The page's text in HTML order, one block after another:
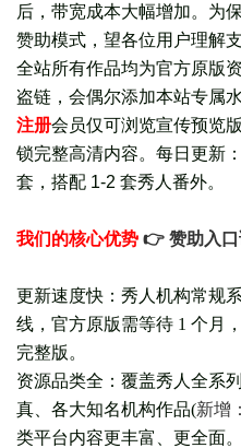
后，带宽成本大幅增加。为
赞助模式，望各位用户理解支
全站所有作品均为官方原版
盗链，会偶尔添加本站专属水
注册会员仅可浏览宣传预览版
锁完整高清内容。每日更新：
套， 搭配 1-2 套秀人番外。
我们的核心优势 👉 赞助入
更新速度快：秀人机构常规
线，官方原版需等待 1 个月
完整版。
资源品类全：覆盖秀人全系
真、各大知名机构作品(新增
类平台内容更丰富、更全面。